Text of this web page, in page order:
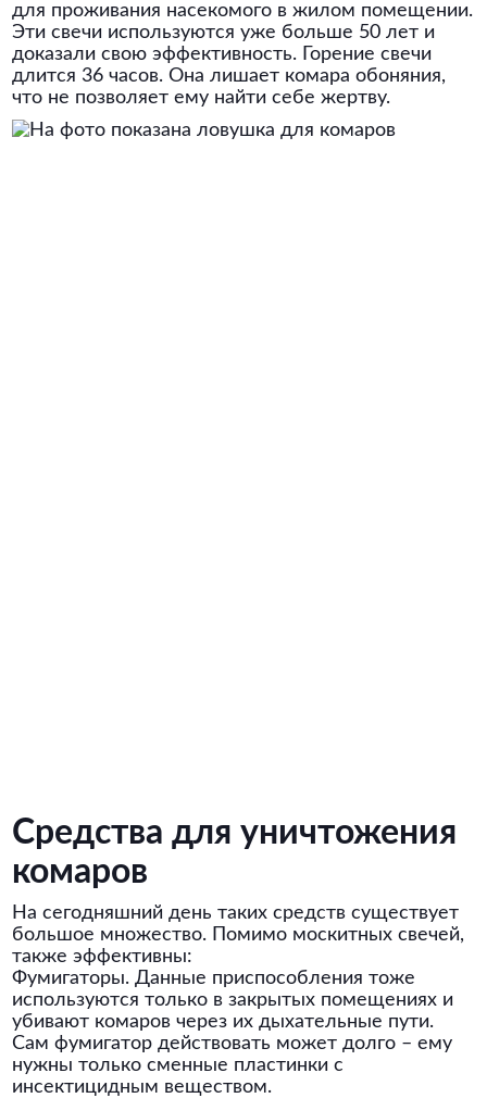
для проживания насекомого в жилом помещении.
Эти свечи используются уже больше 50 лет и
доказали свою эффективность. Горение свечи
длится 36 часов. Она лишает комара обоняния,
что не позволяет ему найти себе жертву.
Средства для уничтожения
комаров
На сегодняшний день таких средств существует
большое множество. Помимо москитных свечей,
также эффективны:
Фумигаторы. Данные приспособления тоже
используются только в закрытых помещениях и
убивают комаров через их дыхательные пути.
Сам фумигатор действовать может долго – ему
нужны только сменные пластинки с
инсектицидным веществом.